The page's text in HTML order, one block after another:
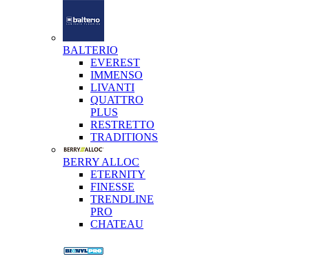
BALTERIO
EVEREST
IMMENSO
LIVANTI
QUATTRO
PLUS
RESTRETTO
TRADITIONS
BERRY ALLOC
ETERNITY
FINESSE
TRENDLINE
PRO
CHATEAU